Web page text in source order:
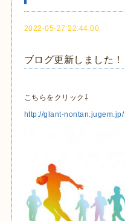
2022-05-27 22:44:00
ブログ更新しました！
こちらをクリック⇩
http://glant-nontan.jugem.jp/